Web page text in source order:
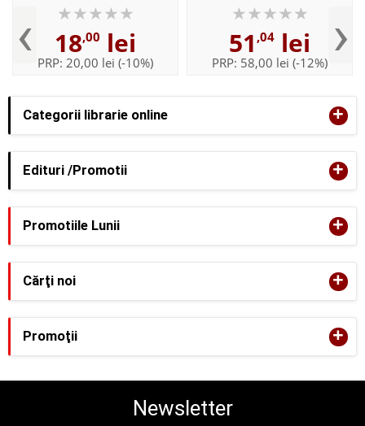
Categorii librarie online +
Edituri /Promotii +
‹ 18,00 lei
PRP: 20,00 lei (-10%)
51 ,04 lei
PRP: 58,00 lei (-12%) ›
Promotiile Lunii +
Cărţi noi +
Promoţii +
Newsletter